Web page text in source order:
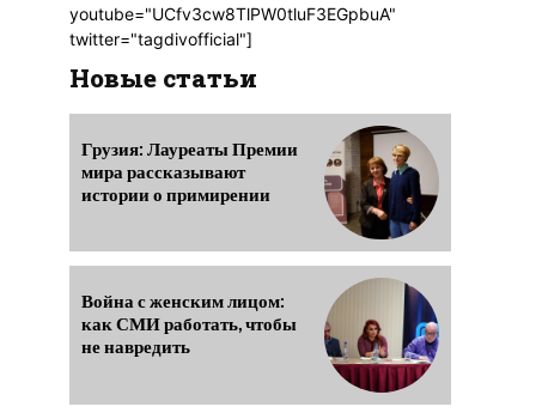
youtube="UCfv3cw8TlPW0tluF3EGpbuA"
twitter="tagdivofficial"]
Новые статьи
Грузия: Лауреаты Премии
мира рассказывают
истории о примирении
Война с женским лицом:
как СМИ работать, чтобы
не навредить